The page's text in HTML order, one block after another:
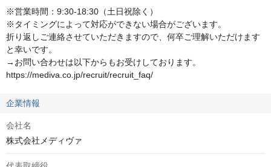
※営業時間：9:30-18:30（土日祝除く）
※タイミングによって対応ができない場合がございます。
折り返しご連絡させていただきますので、何卒ご理解いただけます
と幸いです。
→お問い合わせは以下からもお受けしております。
https://mediva.co.jp/recruit/recruit_faq/
企業情報
会社名
株式会社メディヴァ